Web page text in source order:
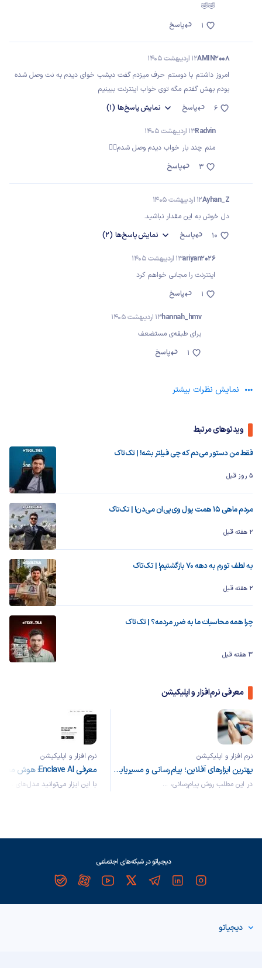
🤣🤣
پاسخ
1
AMIN200812 اردیبهشت 1405
امروز داشتم با دوستم حرف میزدم گفت دیشب خوای دیدم به نت وصل شده
بودم بهش گفتم مگه توی خواب اینترنت ببینیم
پاسخ
نمایشپاسخ‌ها (1) 6
Radvin13 اردیبهشت 1405
منم چند بار خواب دیدم وصل شدم😮‍💨
پاسخ
3
Ayhan_Z12 اردیبهشت 1405
دل خوش به این مقدار نباشید.
پاسخ
نمایشپاسخ‌ها (2) 10
ariyan202613 اردیبهشت 1405
اینترنت را مجانی خواهم کرد
پاسخ
1
hannah_hmv13 اردیبهشت 1405
برای طبقه‌ی مستضعف
پاسخ
1
نمایش نظرات بیشتر
ویدئوهای مرتبط
فقط من دستور می‌دم که چی فیلتر بشه! | تک‌تاک
5 روز قبل
مردم ماهی ۱۵ همت پول وی‌پی‌ان می‌دن! | تک‌تاک
2 هفته قبل
به لطف تورم به دهه ۷۰ بازگشتیم! | تک‌تاک
2 هفته قبل
چرا همه محاسبات ما به ضرر مردمه؟ | تک‌تاک
3 هفته قبل
معرفی نرم‌افزار و اپلیکیشن
نرم افزار و اپلیکیشن
بهترین ابزارهای آفلاین؛ پیام‌رسانی و مسیریابی بدون نیاز به اینترنت
در این مطلب روش پیام‌رسانی، ...
نرم افزار و اپلیکیشن
با این ابزار می‌توانید مدل‌های ...
دیجیاتو در شبکه‌های اجتماعی
دیجیاتو